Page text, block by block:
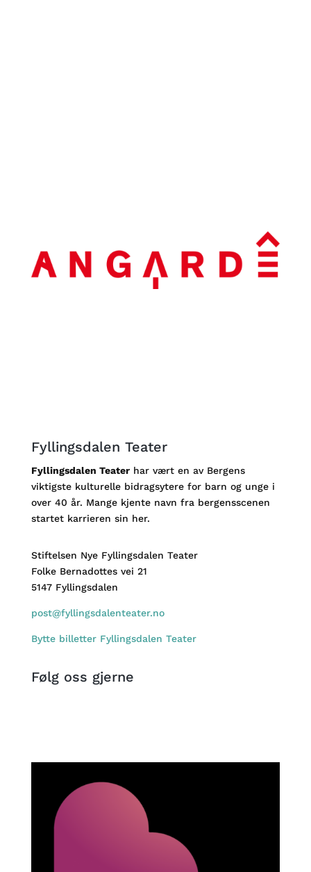
Fyllingsdalen Teater
Fyllingsdalen Teaterhar vært en av Bergens
viktigste kulturelle bidragsytere for barn og unge i
over 40 år. Mange kjente navn fra bergensscenen
startet karrieren sin her.
Stiftelsen Nye Fyllingsdalen Teater
Folke Bernadottes vei 21
5147 Fyllingsdalen
post@fyllingsdalenteater.no
Bytte billetter Fyllingsdalen Teater
Følg oss gjerne